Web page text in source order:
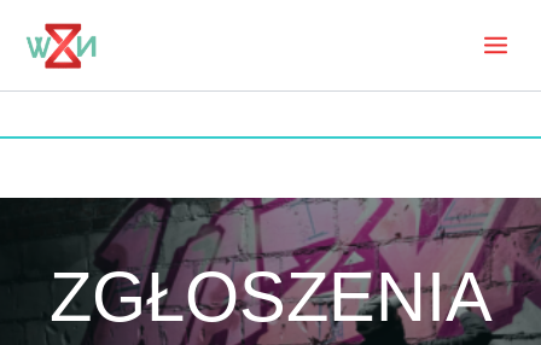
content
ZGŁOSZENIA